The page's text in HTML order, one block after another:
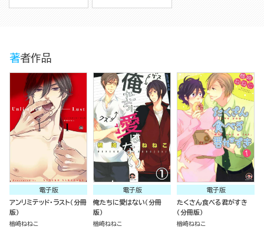
著者作品
電子版
アンリミテッド・ラスト（分冊
版）
楢崎ねねこ
電子版
俺たちに愛はない（分冊
版）
楢崎ねねこ
電子版
たくさん食べる君がすき
（分冊版）
楢崎ねねこ